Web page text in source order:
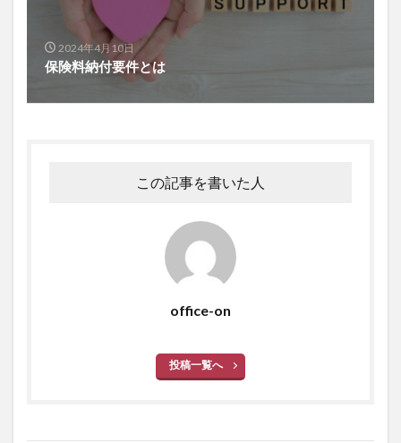
2024年4月10日
保険料納付要件とは
この記事を書いた人
office-on
投稿一覧へ